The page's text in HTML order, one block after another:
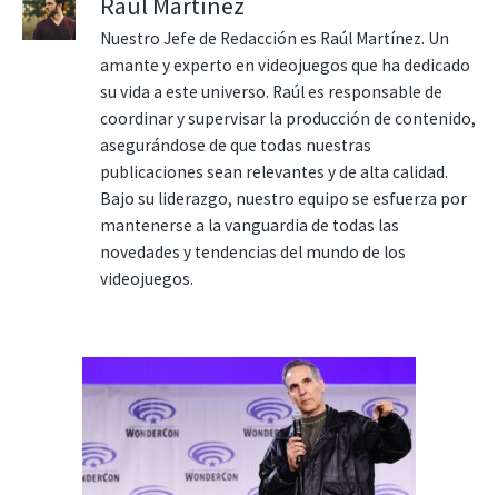
Nuestro Jefe de Redacción es Raúl Martínez. Un
amante y experto en videojuegos que ha dedicado
su vida a este universo. Raúl es responsable de
coordinar y supervisar la producción de contenido,
asegurándose de que todas nuestras
publicaciones sean relevantes y de alta calidad.
Bajo su liderazgo, nuestro equipo se esfuerza por
mantenerse a la vanguardia de todas las
novedades y tendencias del mundo de los
videojuegos.